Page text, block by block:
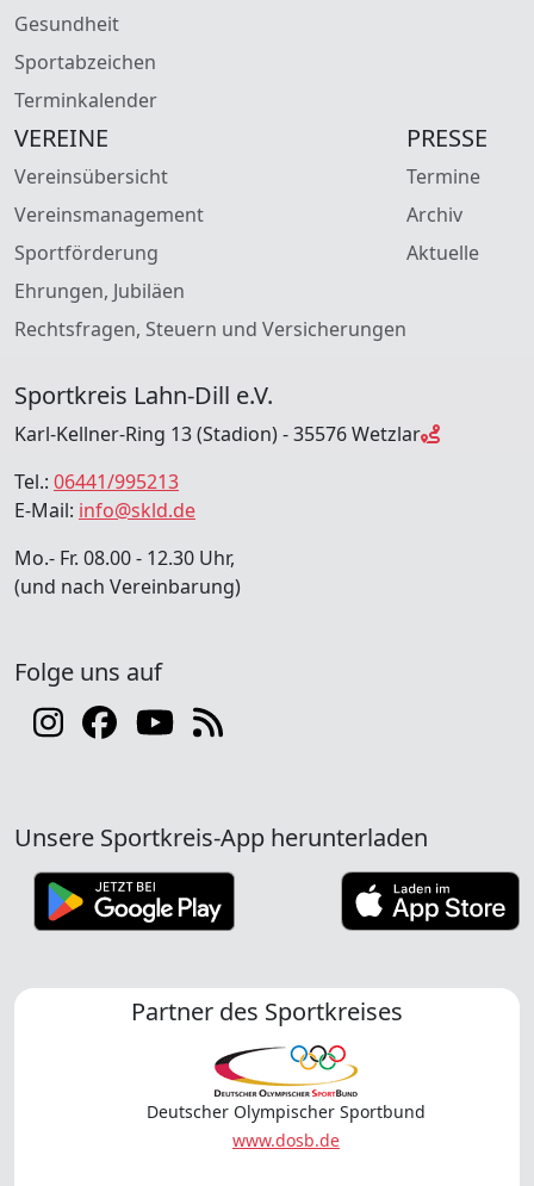
Gesundheit
Sportabzeichen
Terminkalender
VEREINE
Vereinsübersicht
Vereinsmanagement
Sportförderung
Ehrungen, Jubiläen
Rechtsfragen, Steuern und Versicherungen
PRESSE
Termine
Archiv
Aktuelle
Sportkreis Lahn-Dill e.V.
Karl-Kellner-Ring 13 (Stadion) - 35576 Wetzlar
Tel.: 06441/995213
E-Mail: info@skld.de
Mo.- Fr. 08.00 - 12.30 Uhr,
(und nach Vereinbarung)
Folge uns auf
Unsere Sportkreis-App herunterladen
Partner des Sportkreises
Deutscher Olympischer Sportbund
www.dosb.de